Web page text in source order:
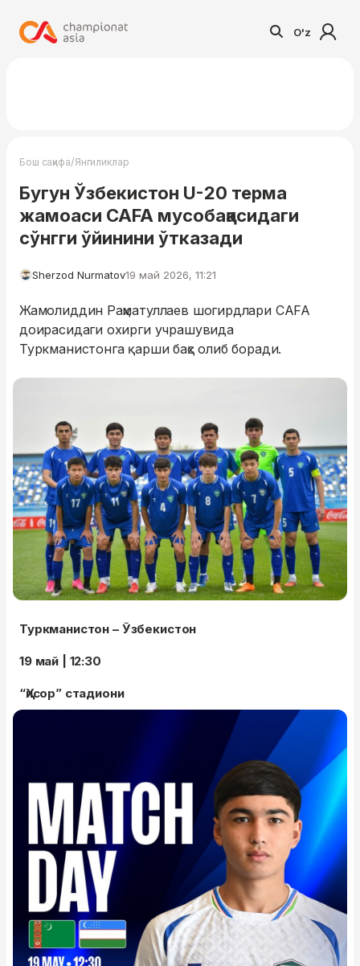
O'z
Бош саҳифа/Янгиликлар
Бугун Ўзбекистон U-20 терма
жамоаси CAFA мусобақасидаги
сўнгги ўйинини ўтказади
Sherzod Nurmatov19 май 2026, 11:21
Жамолиддин Раҳматуллаев шогирдлари CAFA
доирасидаги охирги учрашувида
Туркманистонга қарши баҳс олиб боради.
Туркманистон – Ўзбекистон
19 май | 12:30
“Ҳисор” стадиони